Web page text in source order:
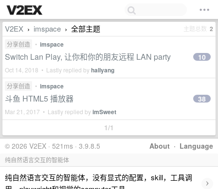
V2EX › imspace › 全部主题 主题总数 2
分享创造 • imspace
Switch Lan Play, 让你和你的朋友远程 LAN party
Oct 14, 2018 • Lastly replied byhallyang
10
分享创造 • imspace
斗鱼 HTML5 播放器
Mar 21, 2017 • Lastly replied byimSweet
38
1/1
About · Language
© 2026 V2EX · 521ms · 3.9.8.5
纯自然语言交互的智能体
纯自然语言交互的智能体，没有显式的配置，skill，工具调
›